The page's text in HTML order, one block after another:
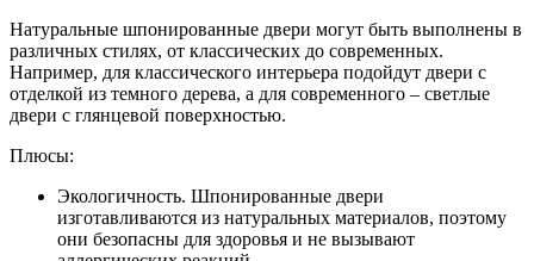
Натуральные шпонированные двери могут быть выполнены в
различных стилях, от классических до современных.
Например, для классического интерьера подойдут двери с
отделкой из темного дерева, а для современного – светлые
двери с глянцевой поверхностью.
Плюсы:
Экологичность. Шпонированные двери
изготавливаются из натуральных материалов, поэтому
они безопасны для здоровья и не вызывают